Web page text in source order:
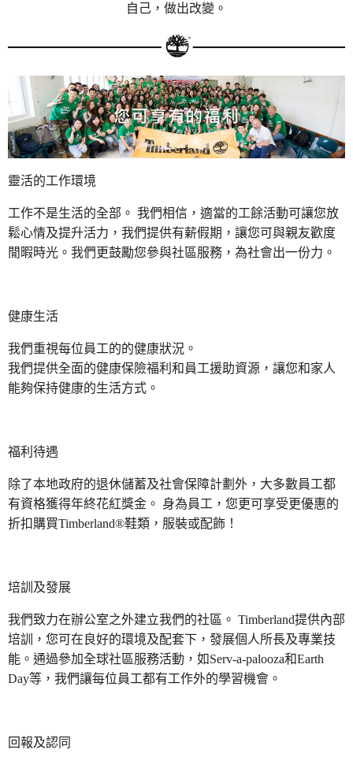
自己，做出改變。
靈活的工作環境
工作不是生活的全部。 我們相信，適當的工餘活動可讓您放
鬆心情及提升活力，我們提供有薪假期，讓您可與親友歡度
閒暇時光。我們更鼓勵您參與社區服務，為社會出一份力。
健康生活
我們重視每位員工的的健康狀況。
我們提供全面的健康保險福利和員工援助資源，讓您和家人
能夠保持健康的生活方式。
福利待遇
除了本地政府的退休儲蓄及社會保障計劃外，大多數員工都
有資格獲得年終花紅獎金。 身為員工，您更可享受更優惠的
折扣購買Timberland®鞋類，服裝或配飾！
培訓及發展
我們致力在辦公室之外建立我們的社區。 Timberland提供內部
培訓，您可在良好的環境及配套下，發展個人所長及專業技
能。通過參加全球社區服務活動，如Serv-a-palooza和Earth
Day等，我們讓每位員工都有工作外的學習機會。
回報及認同